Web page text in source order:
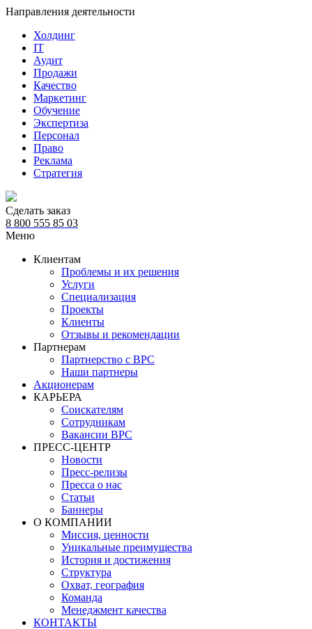
Направления деятельности
Холдинг
IT
Аудит
Продажи
Качество
Маркетинг
Обучение
Экспертиза
Персонал
Право
Реклама
Стратегия
Сделать заказ
8 800 555 85 03
Меню
Клиентам
Проблемы и их решения
Услуги
Специализация
Проекты
Клиенты
Отзывы и рекомендации
Партнерам
Партнерство с BPC
Наши партнеры
Акционерам
КАРЬЕРА
Соискателям
Сотрудникам
Вакансии BPC
ПРЕСС-ЦЕНТР
Новости
Пресс-релизы
Пресса о нас
Статьи
Баннеры
О КОМПАНИИ
Миссия, ценности
Уникальные преимущества
История и достижения
Структура
Охват, география
Команда
Менеджмент качества
КОНТАКТЫ